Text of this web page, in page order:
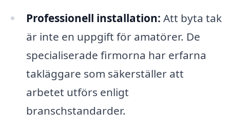
Professionell installation: Att byta tak
är inte en uppgift för amatörer. De
specialiserade firmorna har erfarna
takläggare som säkerställer att
arbetet utförs enligt
branschstandarder.